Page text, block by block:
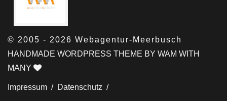
© 2005 - 2026 Webagentur-Meerbusch
HANDMADE WORDPRESS THEME BY WAM WITH
MANY
Impressum / Datenschutz /